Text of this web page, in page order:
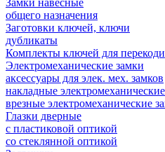
Замки навесные
общего назначения
Заготовки ключей, ключи
дубликаты
Комплекты ключей для
Электромеханические замки
аксессуары для элек. мех. замков
накладные
врезные электромеханические
Глазки дверные
с пластиковой оптикой
со стеклянной оптикой